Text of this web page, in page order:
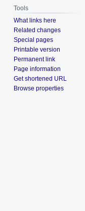
Tools
What links here
Related changes
Special pages
Printable version
Permanent link
Page information
Get shortened URL
Browse properties